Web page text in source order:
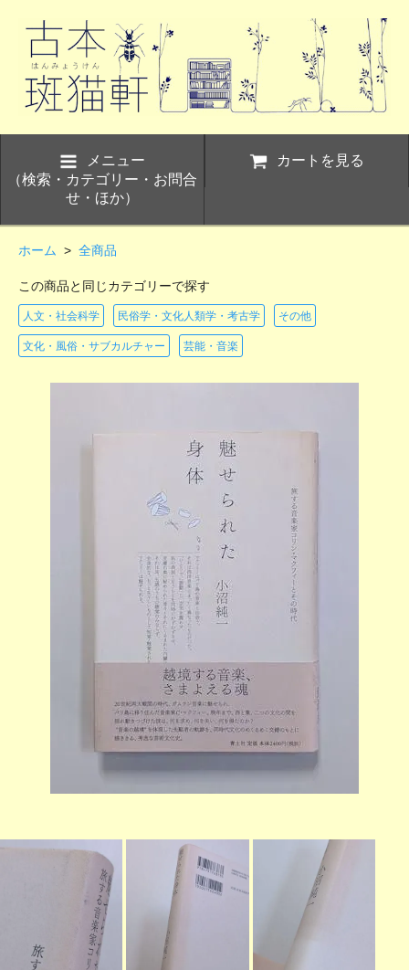
メニュー
（検索・カテゴリー・お問合
せ・ほか）
カートを見る
ホーム > 全商品
この商品と同じカテゴリーで探す
人文・社会科学 民俗学・文化人類学・考古学 その他
文化・風俗・サブカルチャー 芸能・音楽